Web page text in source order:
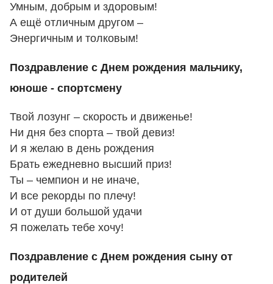
Умным, добрым и здоровым!
А ещё отличным другом –
Энергичным и толковым!
Поздравление с Днем рождения мальчику,
юноше - спортсмену
Твой лозунг – скорость и движенье!
Ни дня без спорта – твой девиз!
И я желаю в день рождения
Брать ежедневно высший приз!
Ты – чемпион и не иначе,
И все рекорды по плечу!
И от души большой удачи
Я пожелать тебе хочу!
Поздравление с Днем рождения сыну от
родителей